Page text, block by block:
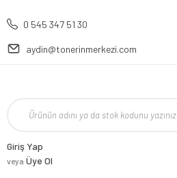
0 545 347 51 30
aydin@tonerinmerkezi.com
Giriş Yap
veya Üye Ol